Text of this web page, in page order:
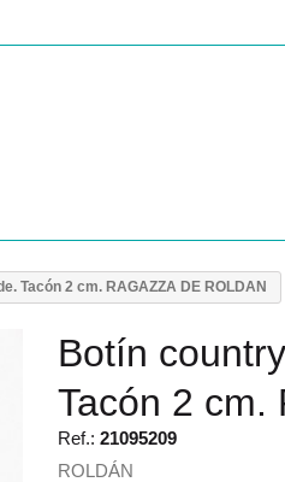
Tacón 2 cm. RAGAZZA DE ROLDAN
Botín
Tacón 2 cm.
Ref.: 21095209
ROLDÁN